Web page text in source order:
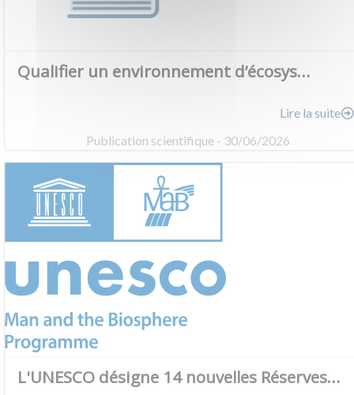
Qualifier un environnement d’écosys…
Lire la suite
Publication scientifique - 30/06/2026
L'UNESCO désigne 14 nouvelles Réserves…